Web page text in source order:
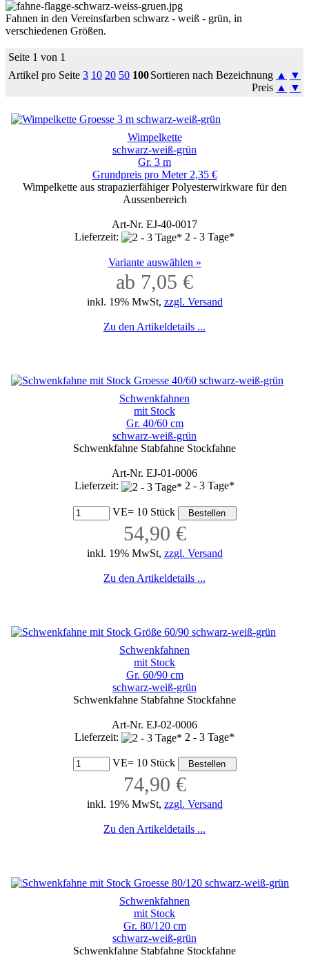
Fahnen in den Vereinsfarben schwarz - weiß - grün, in
verschiedenen Größen.
Seite 1 von 1
Artikel pro Seite 3 10 20 50 100Sortieren nach Bezeichnung ▲
▼
Preis ▲ ▼
Wimpelkette
schwarz-weiß-grün
Gr. 3 m
Grundpreis pro Meter 2,35 €
Wimpelkette aus strapazierfähiger Polyesterwirkware für den
Aussenbereich
Art-Nr. EJ-40-0017
Lieferzeit:
2 - 3 Tage*
Variante auswählen »
ab 7,05 €
inkl. 19% MwSt, zzgl. Versand
Zu den Artikeldetails ...
Schwenkfahnen
mit Stock
Gr. 40/60 cm
schwarz-weiß-grün
Schwenkfahne Stabfahne Stockfahne
Art-Nr. EJ-01-0006
Lieferzeit:
2 - 3 Tage*
VE= 10 Stück
54,90 €
inkl. 19% MwSt, zzgl. Versand
Zu den Artikeldetails ...
Schwenkfahnen
mit Stock
Gr. 60/90 cm
schwarz-weiß-grün
Schwenkfahne Stabfahne Stockfahne
Art-Nr. EJ-02-0006
Lieferzeit:
2 - 3 Tage*
VE= 10 Stück
74,90 €
inkl. 19% MwSt, zzgl. Versand
Zu den Artikeldetails ...
Schwenkfahnen
mit Stock
Gr. 80/120 cm
schwarz-weiß-grün
Schwenkfahne Stabfahne Stockfahne